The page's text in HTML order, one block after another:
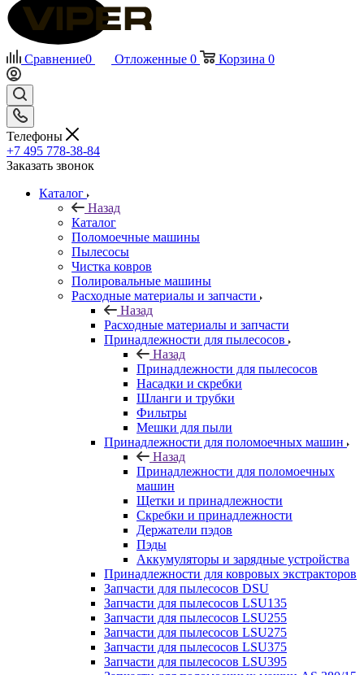
Сравнение0 Отложенные 0 Корзина 0
Телефоны
+7 495 778-38-84
Заказать звонок
Каталог
Назад
Каталог
Поломоечные машины
Пылесосы
Чистка ковров
Полировальные машины
Расходные материалы и запчасти
Назад
Расходные материалы и запчасти
Принадлежности для пылесосов
Назад
Принадлежности для пылесосов
Насадки и скребки
Шланги и трубки
Фильтры
Мешки для пыли
Принадлежности для поломоечных машин
Назад
Принадлежности для поломоечных
машин
Щетки и принадлежности
Скребки и принадлежности
Держатели пэдов
Пэды
Аккумуляторы и зарядные устройства
Принадлежности для ковровых экстракторов
Запчасти для пылесосов DSU
Запчасти для пылесосов LSU135
Запчасти для пылесосов LSU255
Запчасти для пылесосов LSU275
Запчасти для пылесосов LSU375
Запчасти для пылесосов LSU395